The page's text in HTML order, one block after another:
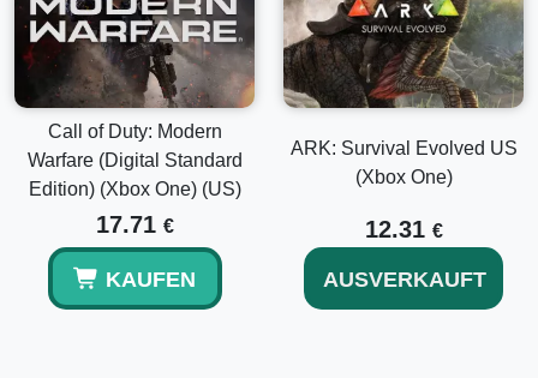
Call of Duty: Modern
Warfare (Digital Standard
Edition) (Xbox One) (US)
17.71 €
KAUFEN
ARK: Survival Evolved US
(Xbox One)
12.31 €
AUSVERKAUFT